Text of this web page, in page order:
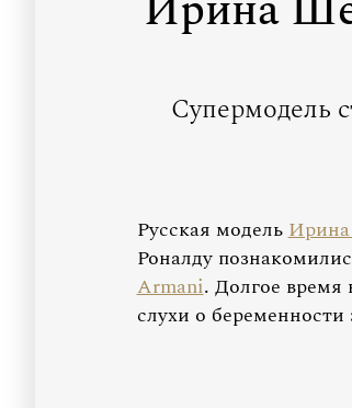
Супермодель
Русская модель
Роналду
Armani. Долгое время
слухи о